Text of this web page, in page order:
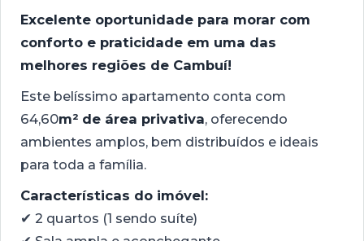
Excelente oportunidade para morar com
conforto e praticidade em uma das
melhores regiões de Cambuí!
Este belíssimo apartamento conta com
64,60m² de área privativa, oferecendo
ambientes amplos, bem distribuídos e ideais
para toda a família.
Características do imóvel:
✔ 2 quartos (1 sendo suíte)